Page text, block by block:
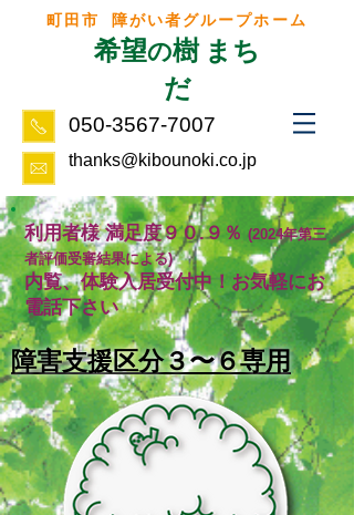
町田市 障がい者グループホーム
希望の樹 まち
だ
050-3567-7007
thanks@kibounoki.co.jp
利用者様 満足度９０.９％ (2024年第三
者評価受審結果による)
内覧、体験入居受付中！お気軽にお
電話下さい
​障害支援区分３〜６専用